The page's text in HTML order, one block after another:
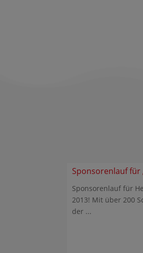
Sponsorenlauf für
Sponsorenlauf für
2013! Mit über 200
der ...